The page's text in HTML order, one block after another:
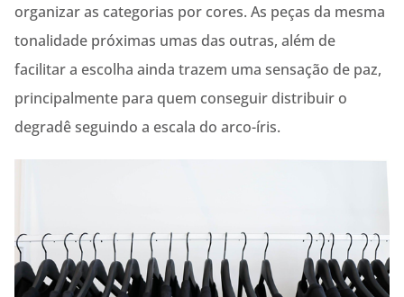
organizar as categorias por cores. As peças da mesma
tonalidade próximas umas das outras, além de
facilitar a escolha ainda trazem uma sensação de paz,
principalmente para quem conseguir distribuir o
degradê seguindo a escala do arco-íris.